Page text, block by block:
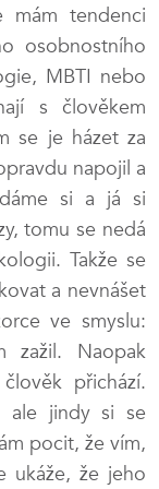
mám tendenci
osobnostního
MBTI nebo
s člověkem
se je házet za
napojil a
si a já si
tomu se nedá
Takže se
a nevnášet
ve smyslu:
zažil. Naopak
přichází.
ale jindy si se
pocit, že vím,
ukáže, že jeho